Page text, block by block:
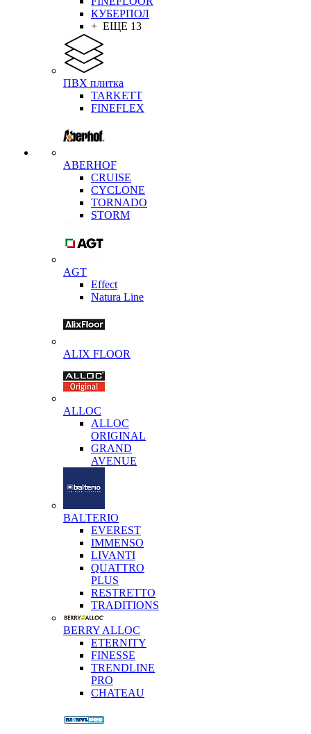
КУБЕРПОЛ
+ ЕЩЕ 13
ПВХ плитка
TARKETT
FINEFLEX
ABERHOF
CRUISE
CYCLONE
TORNADO
STORM
AGT
Effect
Natura Line
ALIX FLOOR
ALLOC
ALLOC
ORIGINAL
GRAND
AVENUE
BALTERIO
EVEREST
IMMENSO
LIVANTI
QUATTRO
PLUS
RESTRETTO
TRADITIONS
BERRY ALLOC
ETERNITY
FINESSE
TRENDLINE
PRO
CHATEAU